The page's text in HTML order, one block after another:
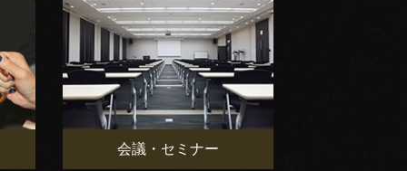
会議・セミナー